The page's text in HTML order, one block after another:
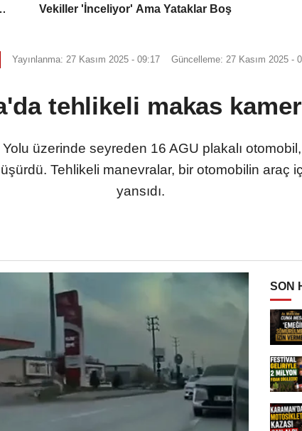
Vekiller 'İnceliyor' Ama Yataklar Boş
Yayınlanma: 27 Kasım 2025 - 09:17 Güncelleme: 27 Kasım 2025 -
tehlikeli makas
üzerinde seyreden 16 AGU plakalı
Tehlikeli manevralar, bir otomobilin araç
yansıdı.
SON